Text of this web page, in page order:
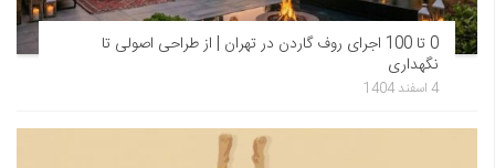
0 تا 100 اجرای روف گاردن در تهران | از طراحی اصولی تا
نگهداری
4 اسفند 1404